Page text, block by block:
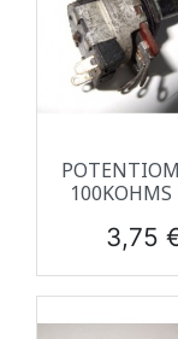
100KOHMS
Prix
3,75